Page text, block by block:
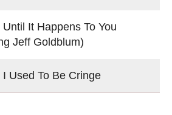
Happens To You
Jeff Goldblum)
To Be Cringe